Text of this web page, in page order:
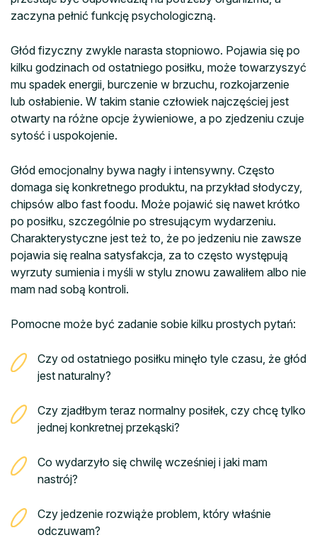
zaczyna pełnić funkcję psychologiczną.
Głód fizyczny zwykle narasta stopniowo. Pojawia się po
kilku godzinach od ostatniego posiłku, może towarzyszyć
mu spadek energii, burczenie w brzuchu, rozkojarzenie
lub osłabienie. W takim stanie człowiek najczęściej jest
otwarty na różne opcje żywieniowe, a po zjedzeniu czuje
sytość i uspokojenie.
Głód emocjonalny bywa nagły i intensywny. Często
domaga się konkretnego produktu, na przykład słodyczy,
chipsów albo fast foodu. Może pojawić się nawet krótko
po posiłku, szczególnie po stresującym wydarzeniu.
Charakterystyczne jest też to, że po jedzeniu nie zawsze
pojawia się realna satysfakcja, za to często występują
wyrzuty sumienia i myśli w stylu znowu zawaliłem albo nie
mam nad sobą kontroli.
Pomocne może być zadanie sobie kilku prostych pytań:
Czy od ostatniego posiłku minęło tyle czasu, że głód
jest naturalny?
Czy zjadłbym teraz normalny posiłek, czy chcę tylko
jednej konkretnej przekąski?
Co wydarzyło się chwilę wcześniej i jaki mam
nastrój?
Czy jedzenie rozwiąże problem, który właśnie
odczuwam?